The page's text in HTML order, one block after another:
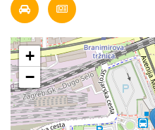
+
−